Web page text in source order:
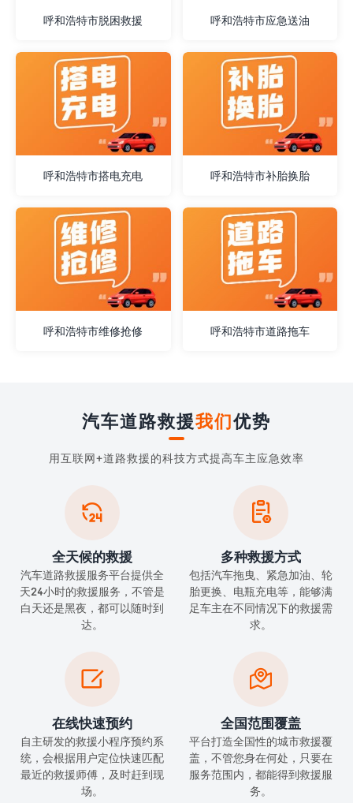
呼和浩特市脱困救援 呼和浩特市应急送油
呼和浩特市搭电充电 呼和浩特市补胎换胎
呼和浩特市维修抢修 呼和浩特市道路拖车
汽车道路救援我们优势
用互联网+道路救援的科技方式提高车主应急效率

全天候的救援
汽车道路救援服务平台提供全
天24小时的救援服务，不管是
白天还是黑夜，都可以随时到
达。

多种救援方式
包括汽车拖曳、紧急加油、轮
胎更换、电瓶充电等，能够满
足车主在不同情况下的救援需
求。

在线快速预约
自主研发的救援小程序预约系
统，会根据用户定位快速匹配
最近的救援师傅，及时赶到现
场。

全国范围覆盖
平台打造全国性的城市救援覆
盖，不管您身在何处，只要在
服务范围内，都能得到救援服
务。